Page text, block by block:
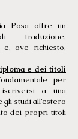
Posa offre un
traduzione,
e, ove richiesto,
e dei titoli
per
a una
studi all’estero
dei propri titoli